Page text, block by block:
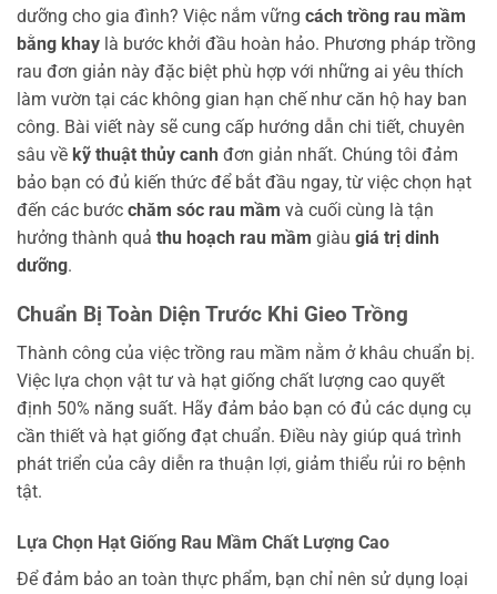
dưỡng cho gia đình? Việc nắm vững cách trồng rau mầm
bằng khay là bước khởi đầu hoàn hảo. Phương pháp trồng
rau đơn giản này đặc biệt phù hợp với những ai yêu thích
làm vườn tại các không gian hạn chế như căn hộ hay ban
công. Bài viết này sẽ cung cấp hướng dẫn chi tiết, chuyên
sâu về kỹ thuật thủy canh đơn giản nhất. Chúng tôi đảm
bảo bạn có đủ kiến thức để bắt đầu ngay, từ việc chọn hạt
đến các bước chăm sóc rau mầm và cuối cùng là tận
hưởng thành quả thu hoạch rau mầm giàu giá trị dinh
dưỡng.
Chuẩn Bị Toàn Diện Trước Khi Gieo Trồng
Thành công của việc trồng rau mầm nằm ở khâu chuẩn bị.
Việc lựa chọn vật tư và hạt giống chất lượng cao quyết
định 50% năng suất. Hãy đảm bảo bạn có đủ các dụng cụ
cần thiết và hạt giống đạt chuẩn. Điều này giúp quá trình
phát triển của cây diễn ra thuận lợi, giảm thiểu rủi ro bệnh
tật.
Lựa Chọn Hạt Giống Rau Mầm Chất Lượng Cao
Để đảm bảo an toàn thực phẩm, bạn chỉ nên sử dụng loại